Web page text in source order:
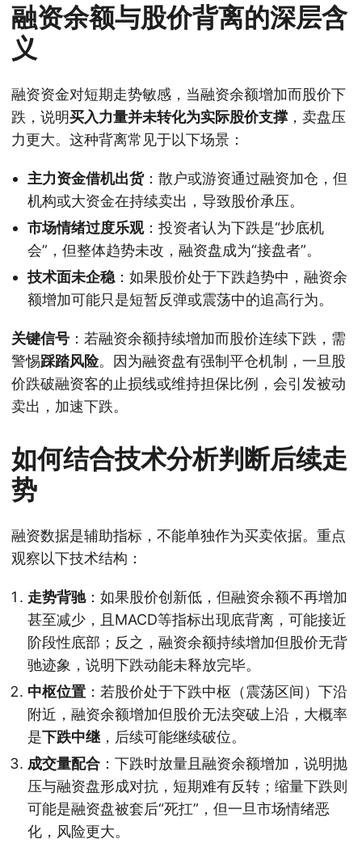
融资余额与股价背离的深层含
义
融资资金对短期走势敏感，当融资余额增加而股价下
跌，说明买入力量并未转化为实际股价支撑 ，卖盘压
力更大。这种背离常见于以下场景：
主力资金借机出货：散户或游资通过融资加仓，但
机构或大资金在持续卖出，导致股价承压。
市场情绪过度乐观：投资者认为下跌是“抄底机
会”，但整体趋势未改，融资盘成为“接盘者”。
技术面未企稳 ：如果股价处于下跌趋势中，融资余
额增加可能只是短暂反弹或震荡中的追高行为。
关键信号 ：若融资余额持续增加而股价连续下跌，需
警惕踩踏风险。因为融资盘有强制平仓机制，一旦股
价跌破融资客的止损线或维持担保比例，会引发被动
卖出，加速下跌。
如何结合技术分析判断后续走
势
融资数据是辅助指标，不能单独作为买卖依据。重点
观察以下技术结构：
走势背驰：如果股价创新低，但融资余额不再增加
甚至减少，且MACD等指标出现底背离，可能接近
阶段性底部；反之，融资余额持续增加但股价无背
驰迹象，说明下跌动能未释放完毕。
中枢位置 ：若股价处于下跌中枢（震荡区间）下沿
附近，融资余额增加但股价无法突破上沿，大概率
是下跌中继 ，后续可能继续破位。
成交量配合 ：下跌时放量且融资余额增加，说明抛
压与融资盘形成对抗，短期难有反转；缩量下跌则
可能是融资盘被套后“死扛”，但一旦市场情绪恶
化，风险更大。